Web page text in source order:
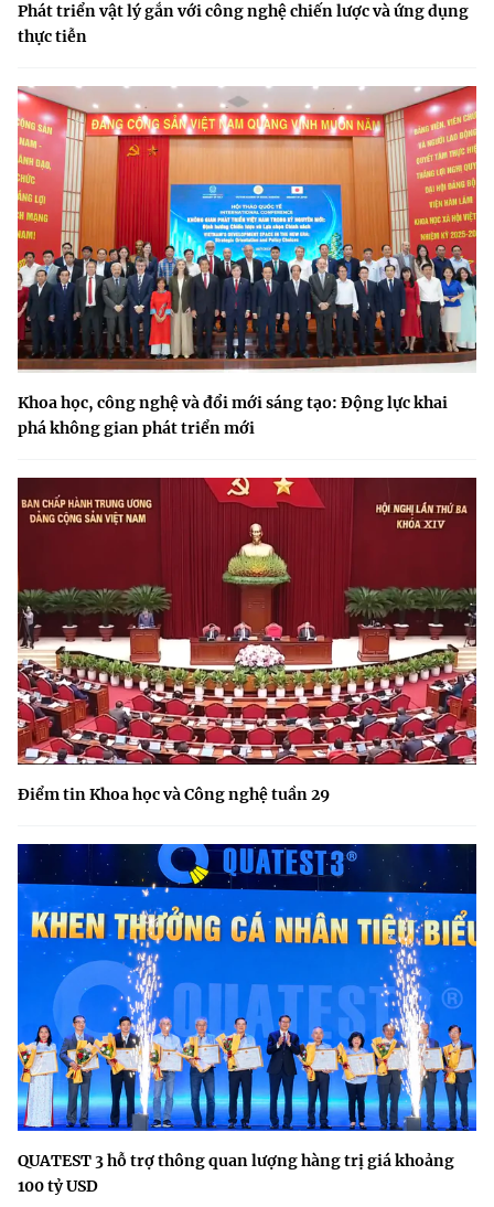
Phát triển vật lý gắn với công nghệ chiến lược và ứng dụng
thực tiễn
Khoa học, công nghệ và đổi mới sáng tạo: Động lực khai
phá không gian phát triển mới
Điểm tin Khoa học và Công nghệ tuần 29
QUATEST 3 hỗ trợ thông quan lượng hàng trị giá khoảng
100 tỷ USD